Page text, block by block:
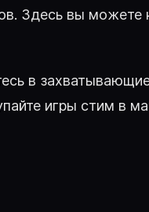
Здесь вы можете
в
игры стим в